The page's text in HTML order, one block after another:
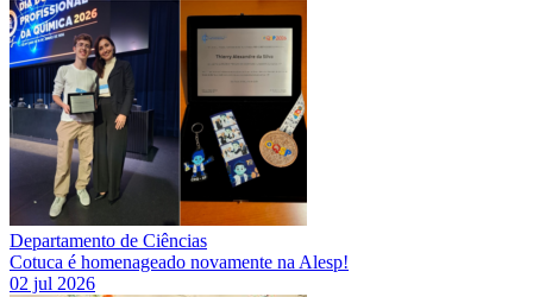
Departamento de Ciências
Cotuca é homenageado novamente na Alesp!
02 jul 2026